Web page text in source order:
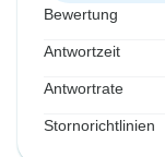
Bewertung
Antwortzeit
Antwortrate
Stornorichtlinien